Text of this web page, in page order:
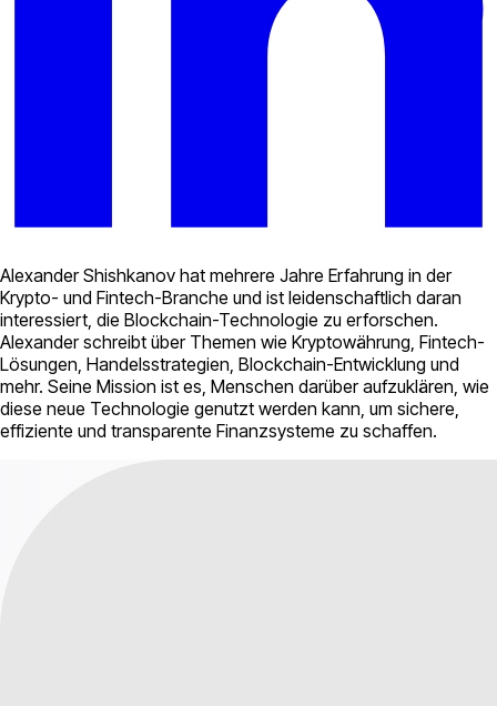
Alexander Shishkanov hat mehrere Jahre Erfahrung in der
Krypto- und Fintech-Branche und ist leidenschaftlich daran
interessiert, die Blockchain-Technologie zu erforschen.
Alexander schreibt über Themen wie Kryptowährung, Fintech-
Lösungen, Handelsstrategien, Blockchain-Entwicklung und
mehr. Seine Mission ist es, Menschen darüber aufzuklären, wie
diese neue Technologie genutzt werden kann, um sichere,
effiziente und transparente Finanzsysteme zu schaffen.